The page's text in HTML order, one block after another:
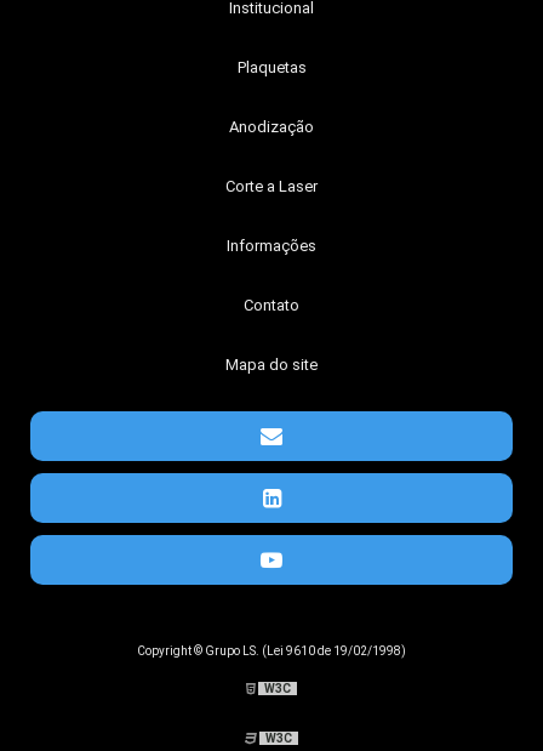
Institucional
Plaquetas
Anodização
Corte a Laser
Informações
Contato
Mapa do site
Copyright © Grupo LS. (Lei 9610 de 19/02/1998)
W3C
W3C